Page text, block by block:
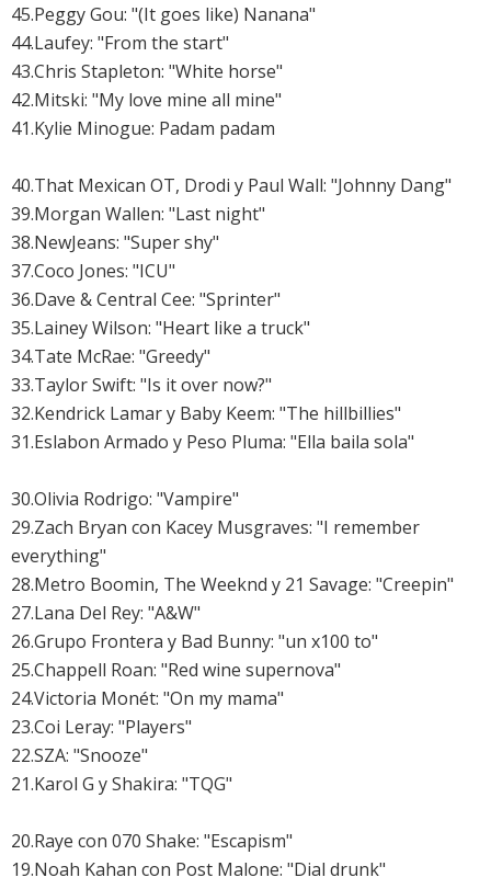
45.Peggy Gou: "(It goes like) Nanana"
44.Laufey: "From the start"
43.Chris Stapleton: "White horse"
42.Mitski: "My love mine all mine"
41.Kylie Minogue: Padam padam
40.That Mexican OT, Drodi y Paul Wall: "Johnny Dang"
39.Morgan Wallen: "Last night"
38.NewJeans: "Super shy"
37.Coco Jones: "ICU"
36.Dave & Central Cee: "Sprinter"
35.Lainey Wilson: "Heart like a truck"
34.Tate McRae: "Greedy"
33.Taylor Swift: "Is it over now?"
32.Kendrick Lamar y Baby Keem: "The hillbillies"
31.Eslabon Armado y Peso Pluma: "Ella baila sola"
30.Olivia Rodrigo: "Vampire"
29.Zach Bryan con Kacey Musgraves: "I remember
everything"
28.Metro Boomin, The Weeknd y 21 Savage: "Creepin"
27.Lana Del Rey: "A&W"
26.Grupo Frontera y Bad Bunny: "un x100 to"
25.Chappell Roan: "Red wine supernova"
24.Victoria Monét: "On my mama"
23.Coi Leray: "Players"
22.SZA: "Snooze"
21.Karol G y Shakira: "TQG"
20.Raye con 070 Shake: "Escapism"
19.Noah Kahan con Post Malone: "Dial drunk"